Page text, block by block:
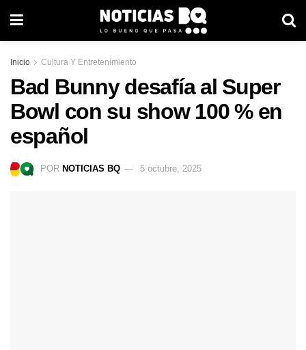
Inicio Cultura Y Entretenimiento
Bad Bunny desafía al Super
Bowl con su show 100 % en
español
POR NOTICIAS BQ 5 octubre, 2025